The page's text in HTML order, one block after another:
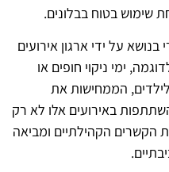
שימוש בטוח בבלונים.
על ידי ארגון אירועים
ימי ניקוי חופים או
הממחישות את
באירועים אלו לא רק
הקהילתיים ומביאה